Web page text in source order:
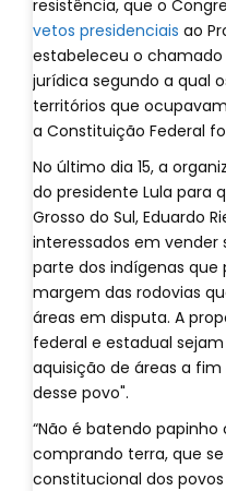
resistência, que o
vetos presidenciais ao
estabeleceu o
jurídica segundo a qual
territórios que
a Constituição Federal
No último dia 15, a
do presidente Lula para
Grosso do Sul, Eduardo
interessados em
parte dos indígenas
margem das rodovias
áreas em disputa. A
federal e estadual
aquisição de áreas a
desse povo".
“Não é batendo
comprando terra, que
constitucional dos